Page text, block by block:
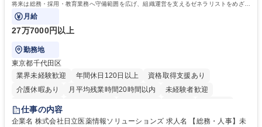
将来は総務・採用・教育業務へ守備範囲を広げ、組織運営を支えるゼネラリストをめざせ
ます。
月給
27万7000円以上
勤務地
東京都千代田区
業界未経験歓迎
年間休日120日以上
資格取得支援あり
介護休暇あり
月平均残業時間20時間以内
未経験者歓迎
住宅手当あり
育休あり
完全週休2日制 交通費支給 土日祝休み 寮・社宅あり
仕事の内容
企業名 株式会社日立医薬情報ソリューションズ 求人名 【総務・人事】未